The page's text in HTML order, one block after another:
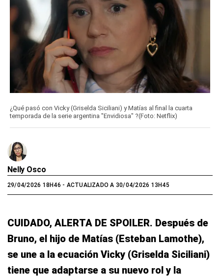
¿Qué pasó con Vicky (Griselda Siciliani) y Matías al final la cuarta
temporada de la serie argentina "Envidiosa" ?(Foto: Netflix)
Nelly Osco
29/04/2026 18H46 - ACTUALIZADO A 30/04/2026 13H45
CUIDADO, ALERTA DE SPOILER. Después de
Bruno, el hijo de Matías (Esteban Lamothe),
se une a la ecuación Vicky (Griselda Siciliani)
tiene que adaptarse a su nuevo rol y la